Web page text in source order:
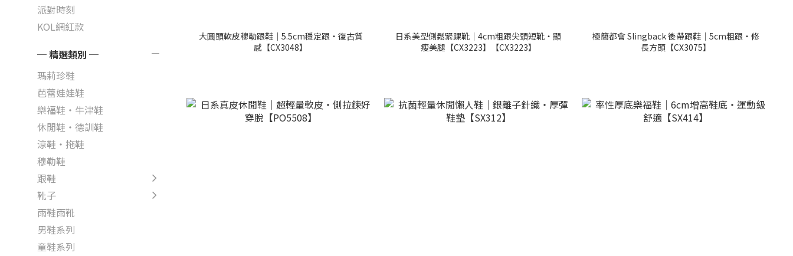
派對時刻
KOL網紅款
─ 精選類別 ─
瑪莉珍鞋
芭蕾娃娃鞋
樂福鞋・牛津鞋
休閒鞋・德訓鞋
涼鞋・拖鞋
穆勒鞋
跟鞋
靴子
雨鞋雨靴
男鞋系列
童鞋系列
大圓頭軟皮穆勒跟鞋｜5.5cm穩定跟・復古質
感【CX3048】
日系美型側鬆緊踝靴｜4cm粗跟尖頭短靴・顯
瘦美腿【CX3223】【CX3223】
極簡都會 Slingback 後帶跟鞋｜5cm粗跟・修
長方頭【CX3075】